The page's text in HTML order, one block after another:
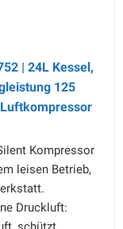
| 24L Kessel,
125
Kompressor
leisen Betrieb,
Druckluft: